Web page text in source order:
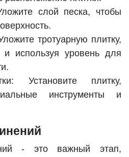
слой песка, чтобы
тротуарную плитку,
и используя уровень для
Установите плитку,
инструменты и
- это важный этап,